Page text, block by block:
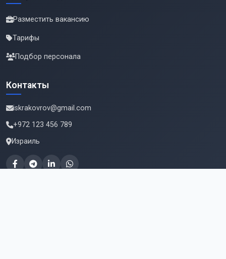
Разместить вакансию
Тарифы
Подбор персонала
Контакты
iskrakovrov@gmail.com
+972 123 456 789
Израиль